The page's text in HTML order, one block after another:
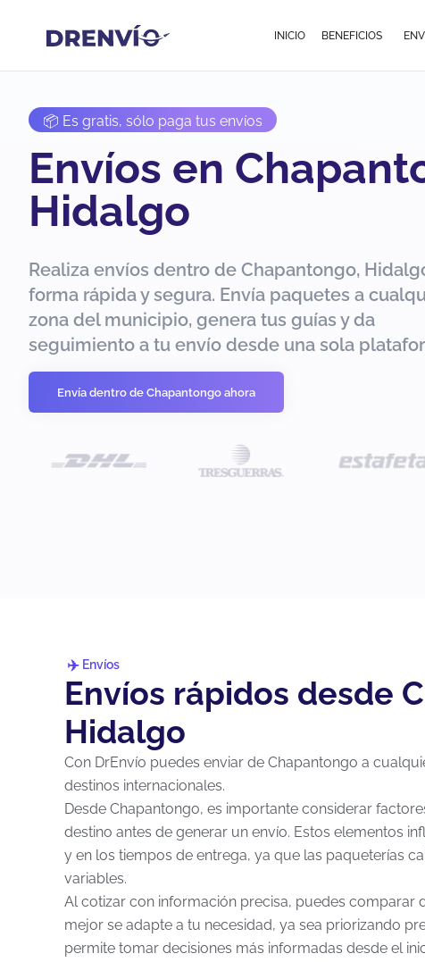
INICIO BENEFICIOS
📦 Es gratis, sólo paga tus envíos
Envíos en
Hidalgo
Realiza envíos dentro de Chapantongo,
forma rápida y segura. Envía paquetes a
zona del municipio, genera tus guías y da
seguimiento a tu envío desde una sola
Envía dentro de Chapantongo ahora
Envíos
Envíos rápidos desde
Hidalgo
Con DrEnvío puedes enviar de Chapantongo a
destinos internacionales.
Desde Chapantongo, es importante considerar
destino antes de generar un envío. Estos elementos
y en los tiempos de entrega, ya que las paqueterías
variables.
Al cotizar con información precisa, puedes comparar
mejor se adapte a tu necesidad, ya sea priorizando
permite tomar decisiones más informadas desde el